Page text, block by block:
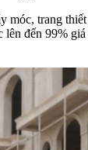
trang
đến 99%